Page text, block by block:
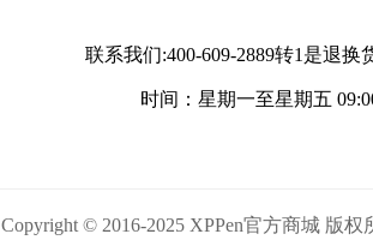
联系我们:400-609-2889转1是退
时间：星期一至星期五
Copyright © 2016-2025 XPPen官方商城 版权